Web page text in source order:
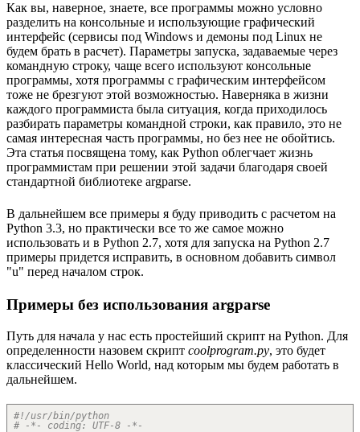
Как вы, наверное, знаете, все программы можно условно
разделить на консольные и использующие графический
интерфейс (сервисы под Windows и демоны под Linux не
будем брать в расчет). Параметры запуска, задаваемые через
командную строку, чаще всего используют консольные
программы, хотя программы с графическим интерфейсом
тоже не брезгуют этой возможностью. Наверняка в жизни
каждого программиста была ситуация, когда приходилось
разбирать параметры командной строки, как правило, это не
самая интересная часть программы, но без нее не обойтись.
Эта статья посвящена тому, как Python облегчает жизнь
программистам при решении этой задачи благодаря своей
стандартной библиотеке argparse.
В дальнейшем все примеры я буду приводить с расчетом на
Python 3.3, но практически все то же самое можно
использовать и в Python 2.7, хотя для запуска на Python 2.7
примеры придется исправить, в основном добавить символ
"u" перед началом строк.
Примеры без использования argparse
Путь для начала у нас есть простейший скрипт на Python. Для
определенности назовем скрипт coolprogram.py, это будет
классический Hello World, над которым мы будем работать в
дальнейшем.
#!/usr/bin/python
# -*- coding: UTF-8 -*-